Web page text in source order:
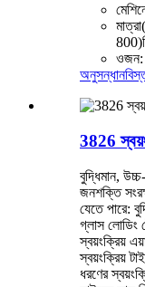
ওজন:
অনুসন্ধান
3826
বুদ্ধিমান,
জনশক্তি
যেতে পারে:
গ্লাস লোডিং
স্বয়ংক্রিয়
স্বয়ংক্রিয়
ধরণের